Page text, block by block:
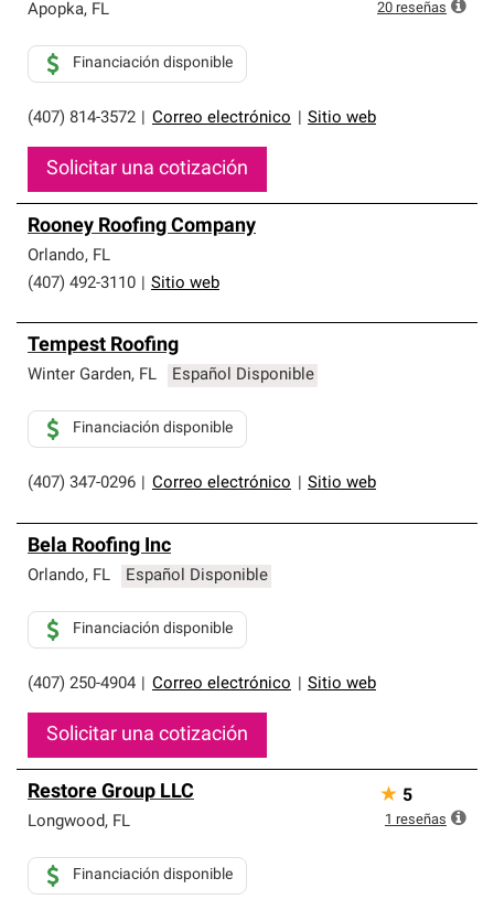
Apopka, FL
(407) 814-3572 Correo electrónico Sitio web
Financiación disponible
Solicitar una cotización
20 reseñas
Rooney Roofing Company
Orlando, FL
(407) 492-3110
Sitio web
Tempest Roofing
Winter Garden, FL Español Disponible
(407) 347-0296 Correo electrónico Sitio web
Financiación disponible
Bela Roofing Inc
Orlando, FL Español Disponible
(407) 250-4904 Correo electrónico Sitio web
Financiación disponible
Solicitar una cotización
Restore Group LLC
Longwood, FL
Financiación disponible
★ 5
1 reseñas